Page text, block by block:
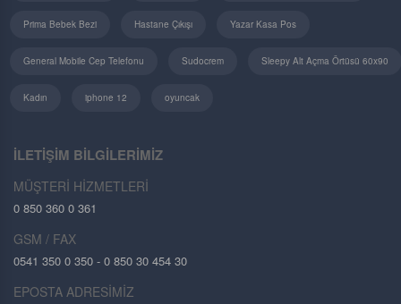
Prima Bebek Bezi Hastane Çıkışı Yazar Kasa Pos
General Mobile Cep Telefonu Sudocrem Sleepy Alt Açma Örtüsü 60x90
Kadın iphone 12 oyuncak
İLETİŞİM BİLGİLERİMİZ
MÜŞTERİ HİZMETLERİ
0 850 360 0 361
GSM / FAX
0541 350 0 350 - 0 850 30 454 30
EPOSTA ADRESİMİZ